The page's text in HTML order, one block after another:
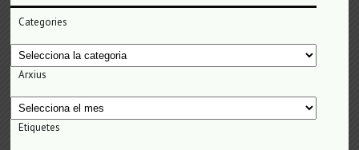
Categories
Categories
Arxius
Arxius
Etiquetes